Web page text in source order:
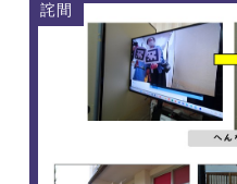
詫間